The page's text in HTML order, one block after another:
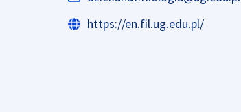
https://en.fil.ug.edu.pl/